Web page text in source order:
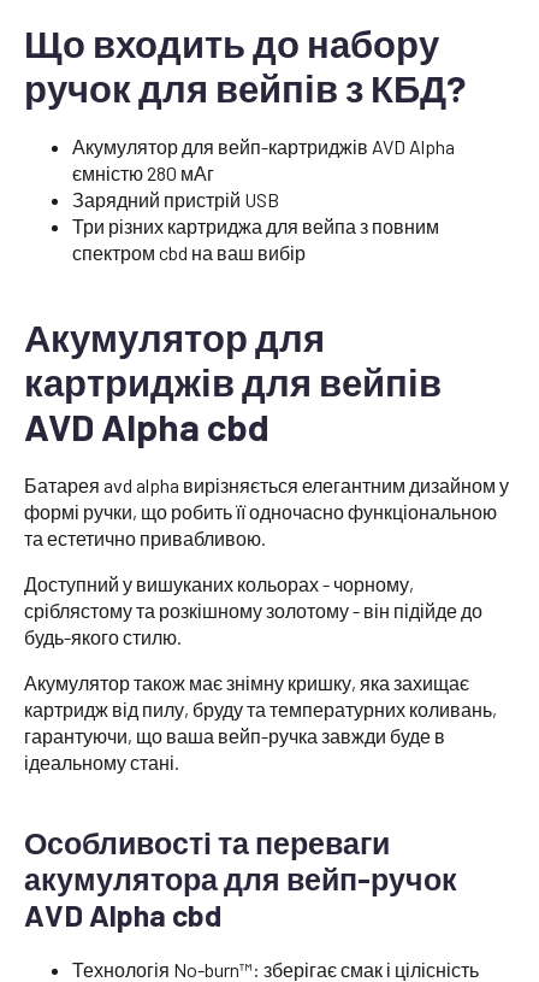
Що входить до набору
ручок для вейпів з КБД?
Акумулятор для вейп-картриджів AVD Alpha
ємністю 280 мАг
Зарядний пристрій USB
Три різних картриджа для вейпа з повним
спектром cbd на ваш вибір
Акумулятор для
картриджів для вейпів
AVD Alpha cbd
Батарея avd alpha вирізняється елегантним дизайном у
формі ручки, що робить її одночасно функціональною
та естетично привабливою.
Доступний у вишуканих кольорах - чорному,
сріблястому та розкішному золотому - він підійде до
будь-якого стилю.
Акумулятор також має знімну кришку, яка захищає
картридж від пилу, бруду та температурних коливань,
гарантуючи, що ваша вейп-ручка завжди буде в
ідеальному стані.
Особливості та переваги
акумулятора для вейп-ручок
AVD Alpha cbd
Технологія No-burn™: зберігає смак і цілісність